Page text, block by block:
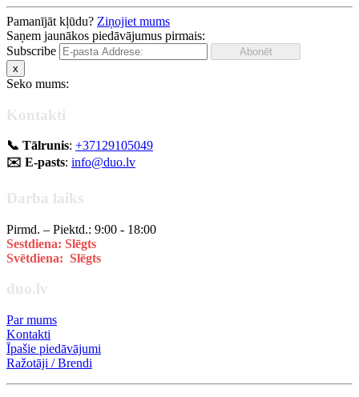
Pamanījāt kļūdu? Ziņojiet mums
Saņem jaunākos piedāvājumus pirmais:
Subscribe
x
Seko mums:
Kontakti
📞 Tālrunis: +37129105049
✉️ E-pasts: info@duo.lv
Darba laiks
Pirmd. – Piektd.: 9:00 - 18:00
Sestdiena: Slēgts
Svētdiena: Slēgts
duo.lv
Par mums
Kontakti
Īpašie piedāvājumi
Ražotāji / Brendi